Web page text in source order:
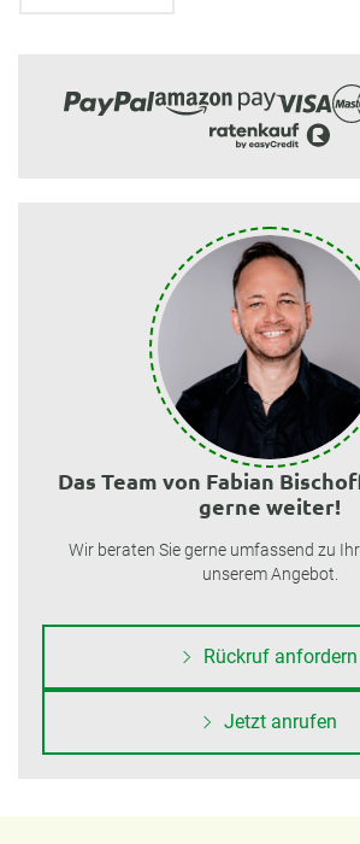
Das Team von Fabian
gerne weiter!
Wir beraten Sie gerne umfassend zu
unserem Angebot.
Rückruf anfordern
Jetzt anrufen